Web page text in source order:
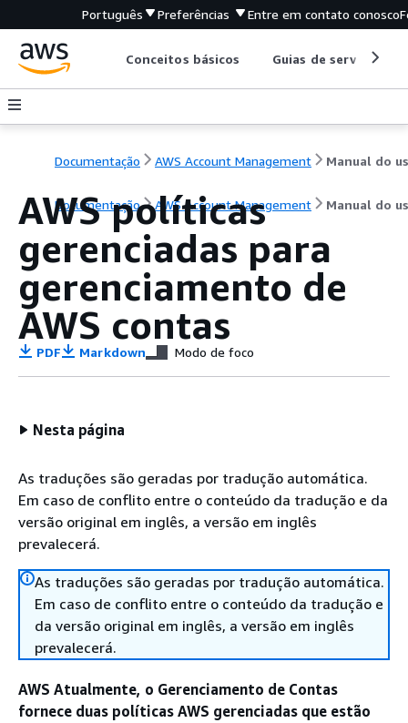
Português Preferências Entre em contato conosco
Conceitos básicos Guias de serviço
Documentação AWS Account Management
Documentação AWS Account Management Manual do
AWS políticas
gerenciadas para
gerenciamento de
AWS contas
PDF Markdown Modo de foco
Nesta página
As traduções são geradas por tradução automática.
Em caso de conflito entre o conteúdo da tradução e da
versão original em inglês, a versão em inglês
prevalecerá.
As traduções são geradas por tradução automática.
Em caso de conflito entre o conteúdo da tradução e
da versão original em inglês, a versão em inglês
prevalecerá.
AWS Atualmente, o Gerenciamento de Contas
fornece duas políticas AWS gerenciadas que estão